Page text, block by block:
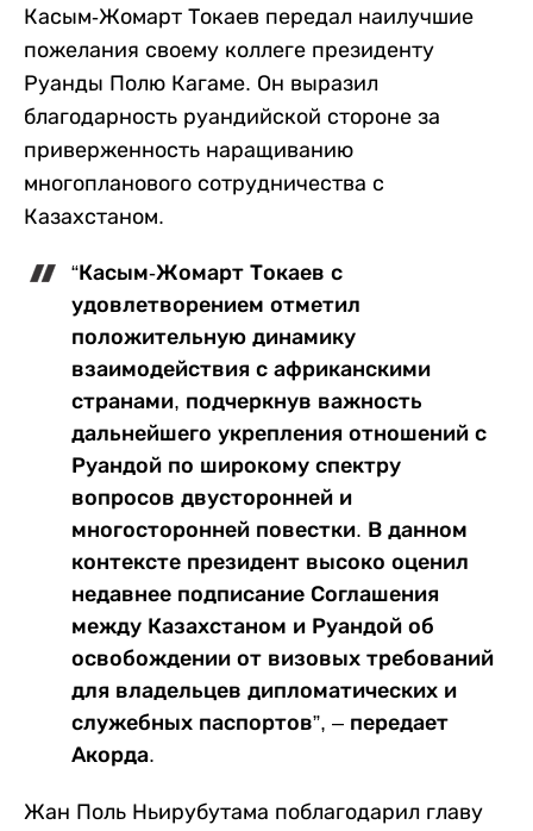
Касым-Жомарт Токаев передал наилучшие
пожелания своему коллеге президенту
Руанды Полю Кагаме. Он выразил
благодарность руандийской стороне за
приверженность наращиванию
многопланового сотрудничества с
Казахстаном.
“Касым-Жомарт Токаев с
удовлетворением отметил
положительную динамику
взаимодействия с африканскими
странами, подчеркнув важность
дальнейшего укрепления отношений с
Руандой по широкому спектру
вопросов двусторонней и
многосторонней повестки. В данном
контексте президент высоко оценил
недавнее подписание Соглашения
между Казахстаном и Руандой об
освобождении от визовых требований
для владельцев дипломатических и
служебных паспортов”, – передает
Акорда.
Жан Поль Ньирубутама поблагодарил главу